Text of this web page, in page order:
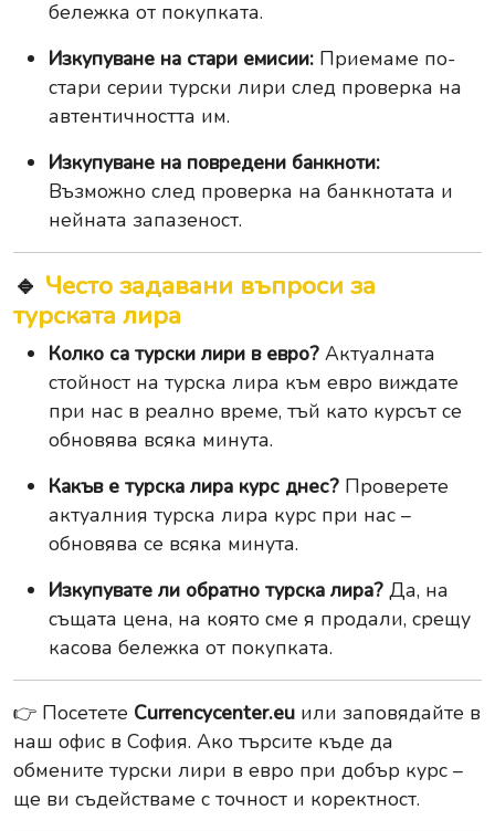
бележка от покупката.
Изкупуване на стари емисии: Приемаме по-
стари серии турски лири след проверка на
автентичността им.
Изкупуване на повредени банкноти:
Възможно след проверка на банкнотата и
нейната запазеност.
🔹 Често задавани въпроси за
турската лира
Колко са турски лири в евро? Актуалната
стойност на турска лира към евро виждате
при нас в реално време, тъй като курсът се
обновява всяка минута.
Какъв е турска лира курс днес? Проверете
актуалния турска лира курс при нас –
обновява се всяка минута.
Изкупувате ли обратно турска лира? Да, на
същата цена, на която сме я продали, срещу
касова бележка от покупката.
👉 Посетете Currencycenter.eu или заповядайте в
наш офис в София. Ако търсите къде да
обмените турски лири в евро при добър курс –
ще ви съдействаме с точност и коректност.